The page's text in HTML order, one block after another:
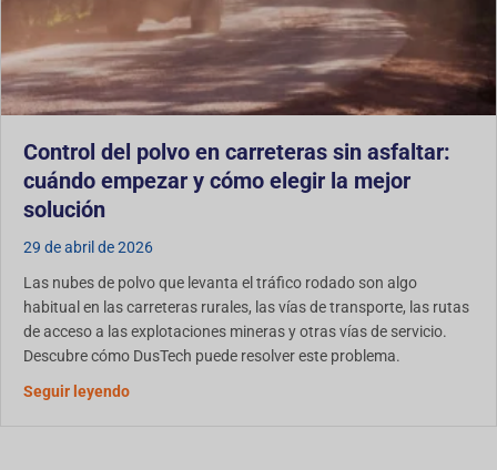
Control del polvo en carreteras sin asfaltar:
cuándo empezar y cómo elegir la mejor
solución
29 de abril de 2026
Las nubes de polvo que levanta el tráfico rodado son algo
habitual en las carreteras rurales, las vías de transporte, las rutas
de acceso a las explotaciones mineras y otras vías de servicio.
Descubre cómo DusTech puede resolver este problema.
Seguir leyendoAcerca del control del polvo en carreteras sin